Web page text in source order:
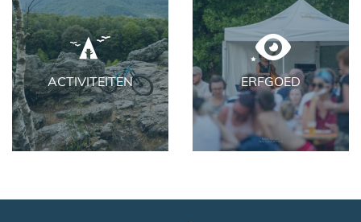
ACTIVITEITEN ERFGOED